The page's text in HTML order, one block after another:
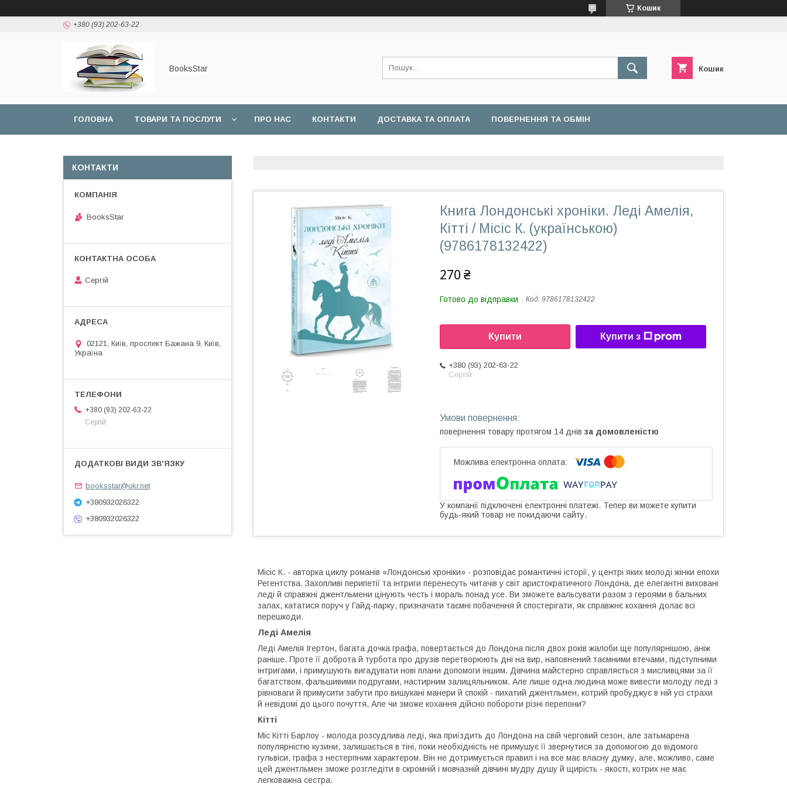
Кошик
+380 (93) 202-63-22
BooksStar Кошик
ГОЛОВНА ТОВАРИ ТА ПОСЛУГИ ПРО НАС КОНТАКТИ ДОСТАВКА ТА ОПЛАТА ПОВЕРНЕННЯ ТА ОБМІН
Книга Лондонські хроніки. Леді Амелія,
Кітті / Місіс К. (українською)
(9786178132422)
270 ₴
Готово до відправки Код: 9786178132422
Купити Купити з
+380 (93) 202-63-22
Сергій
повернення товару протягом 14 днів за домовленістю
У компанії підключені електронні платежі. Тепер ви можете купити
будь-який товар не покидаючи сайту.
Місіс К. - авторка циклу романів «Лондонські хроніки» - розповідає романтичні історії, у центрі яких молоді жінки епохи
Регентства. Захопливі перипетії та інтриги перенесуть читачів у світ аристократичного Лондона, де елегантні виховані
леді й справжні джентльмени цінують честь і мораль понад усе. Ви зможете вальсувати разом з героями в бальних
залах, кататися поруч у Гайд-парку, призначати таємні побачення й спостерігати, як справжнє кохання долає всі
перешкоди.
Леді Амелія
Леді Амелія Ігертон, багата дочка графа, повертається до Лондона після двох років жалоби ще популярнішою, аніж
раніше. Проте її доброта й турбота про друзів перетворюють дні на вир, наповнений таємними втечами, підступними
інтригами, і примушують вигадувати нові плани допомоги іншим. Дівчина майстерно справляється з мисливцями за її
багатством, фальшивими подругами, настирним залицяльником. Але лише одна людина може вивести молоду леді з
рівноваги й примусити забути про вишукані манери й спокій - пихатий джентльмен, котрий пробуджує в ній усі страхи
й невідомі до цього почуття, Але чи зможе кохання дійсно побороти різні перепони?
Кітті
Міс Кітті Барлоу - молода розсудлива леді, яка приїздить до Лондона на свій черговий сезон, але затьмарена
популярністю кузини, залишається в тіні, поки необхідність не примушує її звернутися за допомогою до відомого
гульвіси, графа з нестерпним характером. Він не дотримується правил і на все має власну думку, але, можливо, саме
цей джентльмен зможе розгледіти в скромній і мовчазній дівчині мудру душу й щирість - якості, котрих не має
легковажна сестра.
КОНТАКТИ
BooksStar
Сергій
02121, Київ, проспект Бажана 9, Київ,
Україна
+380 (93) 202-63-22
Сергій
booksstar@ukr.net
+380932026322
+380932026322